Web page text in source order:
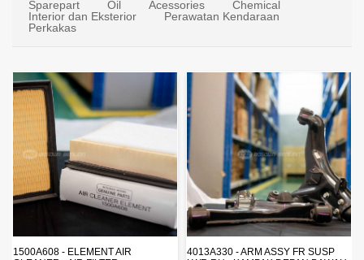
Sparepart Oil Acessories
Chemical
Interior dan Eksterior
Perawatan Kendaraan
Perkakas
4013A330 - ARM ASSY FR SUSP
4162A413 - SHOCK ABSORBER RR